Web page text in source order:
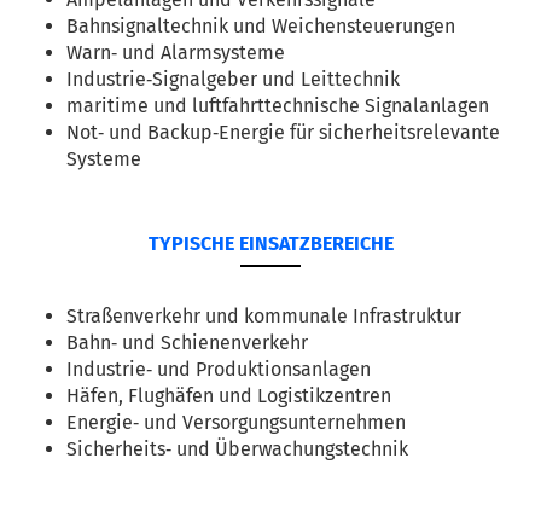
Bahnsignaltechnik und Weichensteuerungen
Warn‑ und Alarmsysteme
Industrie‑Signalgeber und Leittechnik
maritime und luftfahrttechnische Signalanlagen
Not‑ und Backup‑Energie für sicherheitsrelevante
Systeme
TYPISCHE EINSATZBEREICHE
Straßenverkehr und kommunale Infrastruktur
Bahn‑ und Schienenverkehr
Industrie‑ und Produktionsanlagen
Häfen, Flughäfen und Logistikzentren
Energie‑ und Versorgungsunternehmen
Sicherheits‑ und Überwachungstechnik